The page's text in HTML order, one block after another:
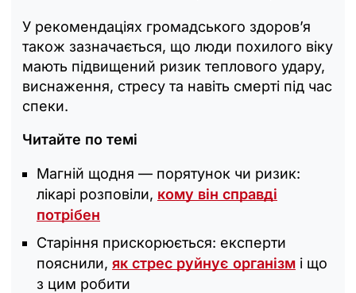
У рекомендаціях громадського здоров’я
також зазначається, що люди похилого віку
мають підвищений ризик теплового удару,
виснаження, стресу та навіть смерті під час
спеки.
Читайте по темі
Магній щодня — порятунок чи ризик:
лікарі розповіли, кому він справді
потрібен
Старіння прискорюється: експерти
пояснили, як стрес руйнує організм і що
з цим робити